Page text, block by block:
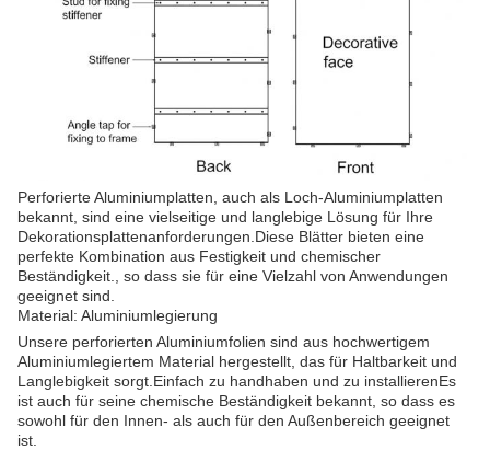
Perforierte Aluminiumplatten, auch als Loch-Aluminiumplatten
bekannt, sind eine vielseitige und langlebige Lösung für Ihre
Dekorationsplattenanforderungen.Diese Blätter bieten eine
perfekte Kombination aus Festigkeit und chemischer
Beständigkeit., so dass sie für eine Vielzahl von Anwendungen
geeignet sind.
Material: Aluminiumlegierung
Unsere perforierten Aluminiumfolien sind aus hochwertigem
Aluminiumlegiertem Material hergestellt, das für Haltbarkeit und
Langlebigkeit sorgt.Einfach zu handhaben und zu installierenEs
ist auch für seine chemische Beständigkeit bekannt, so dass es
sowohl für den Innen- als auch für den Außenbereich geeignet
ist.